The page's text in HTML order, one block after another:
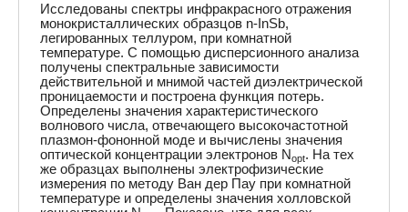
Исследованы спектры инфракрасного отражения
монокристаллических образцов n-InSb,
легированных теллуром, при комнатной
температуре. С помощью дисперсионного анализа
получены спектральные зависимости
действительной и мнимой частей диэлектрической
проницаемости и построена функция потерь.
Определены значения характеристического
волнового числа, отвечающего высокочастотной
плазмон-фононной моде и вычислены значения
оптической концентрации электронов Nopt. На тех
же образцах выполнены электрофизические
измерения по методу Ван дер Пау при комнатной
температуре и определены значения холловской